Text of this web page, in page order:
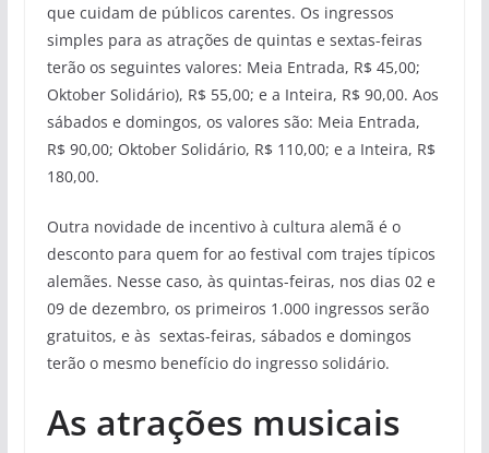
que cuidam de públicos carentes. Os ingressos
simples para as atrações de quintas e sextas-feiras
terão os seguintes valores: Meia Entrada, R$ 45,00;
Oktober Solidário), R$ 55,00; e a Inteira, R$ 90,00. Aos
sábados e domingos, os valores são: Meia Entrada,
R$ 90,00; Oktober Solidário, R$ 110,00; e a Inteira, R$
180,00.
Outra novidade de incentivo à cultura alemã é o
desconto para quem for ao festival com trajes típicos
alemães. Nesse caso, às quintas-feiras, nos dias 02 e
09 de dezembro, os primeiros 1.000 ingressos serão
gratuitos, e às sextas-feiras, sábados e domingos
terão o mesmo benefício do ingresso solidário.
As atrações musicais